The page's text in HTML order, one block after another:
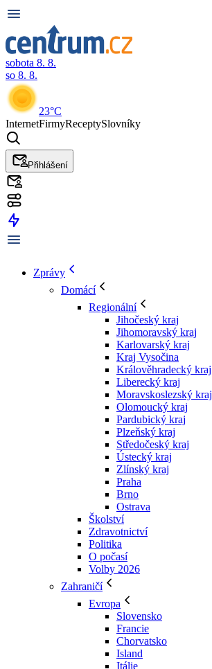
sobota 8. 8.
so 8. 8.
23°C
InternetFirmyReceptySlovníky
Přihlášení
Zprávy
Domácí
Regionální
Jihočeský kraj
Jihomoravský kraj
Karlovarský kraj
Kraj Vysočina
Králověhradecký kraj
Liberecký kraj
Moravskoslezský kraj
Olomoucký kraj
Pardubický kraj
Plzeňský kraj
Středočeský kraj
Ústecký kraj
Zlínský kraj
Praha
Brno
Ostrava
Školství
Zdravotnictví
Politika
O počasí
Volby 2026
Zahraničí
Evropa
Slovensko
Francie
Chorvatsko
Island
Itálie